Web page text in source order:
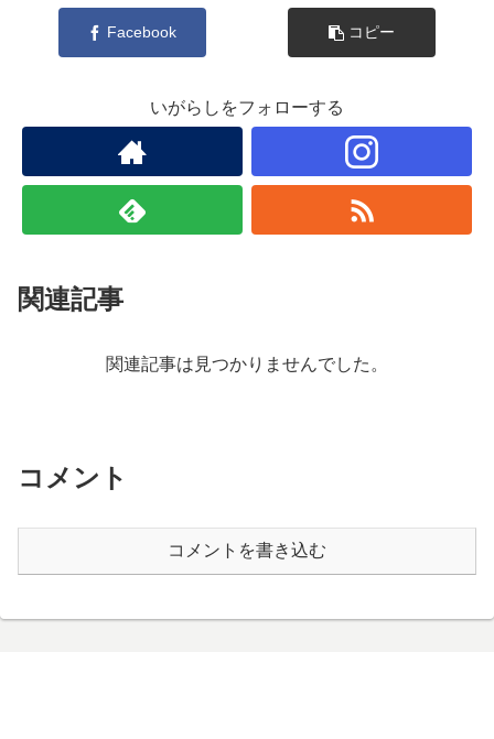
Facebook コピー
いがらしをフォローする
関連記事
関連記事は見つかりませんでした。
コメント
コメントを書き込む